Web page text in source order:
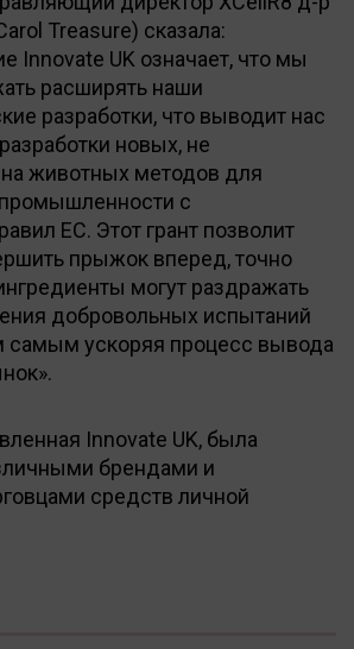
Treasure) сказала:
Innovate UK означает, что мы
расширять наши
разработки, что выводит нас
новых, не
животных методов для
с
ЕС. Этот грант позволит
прыжок вперед, точно
могут раздражать
добровольных испытаний
самым ускоряя процесс вывода
Innovate UK, была
брендами и
средств личной